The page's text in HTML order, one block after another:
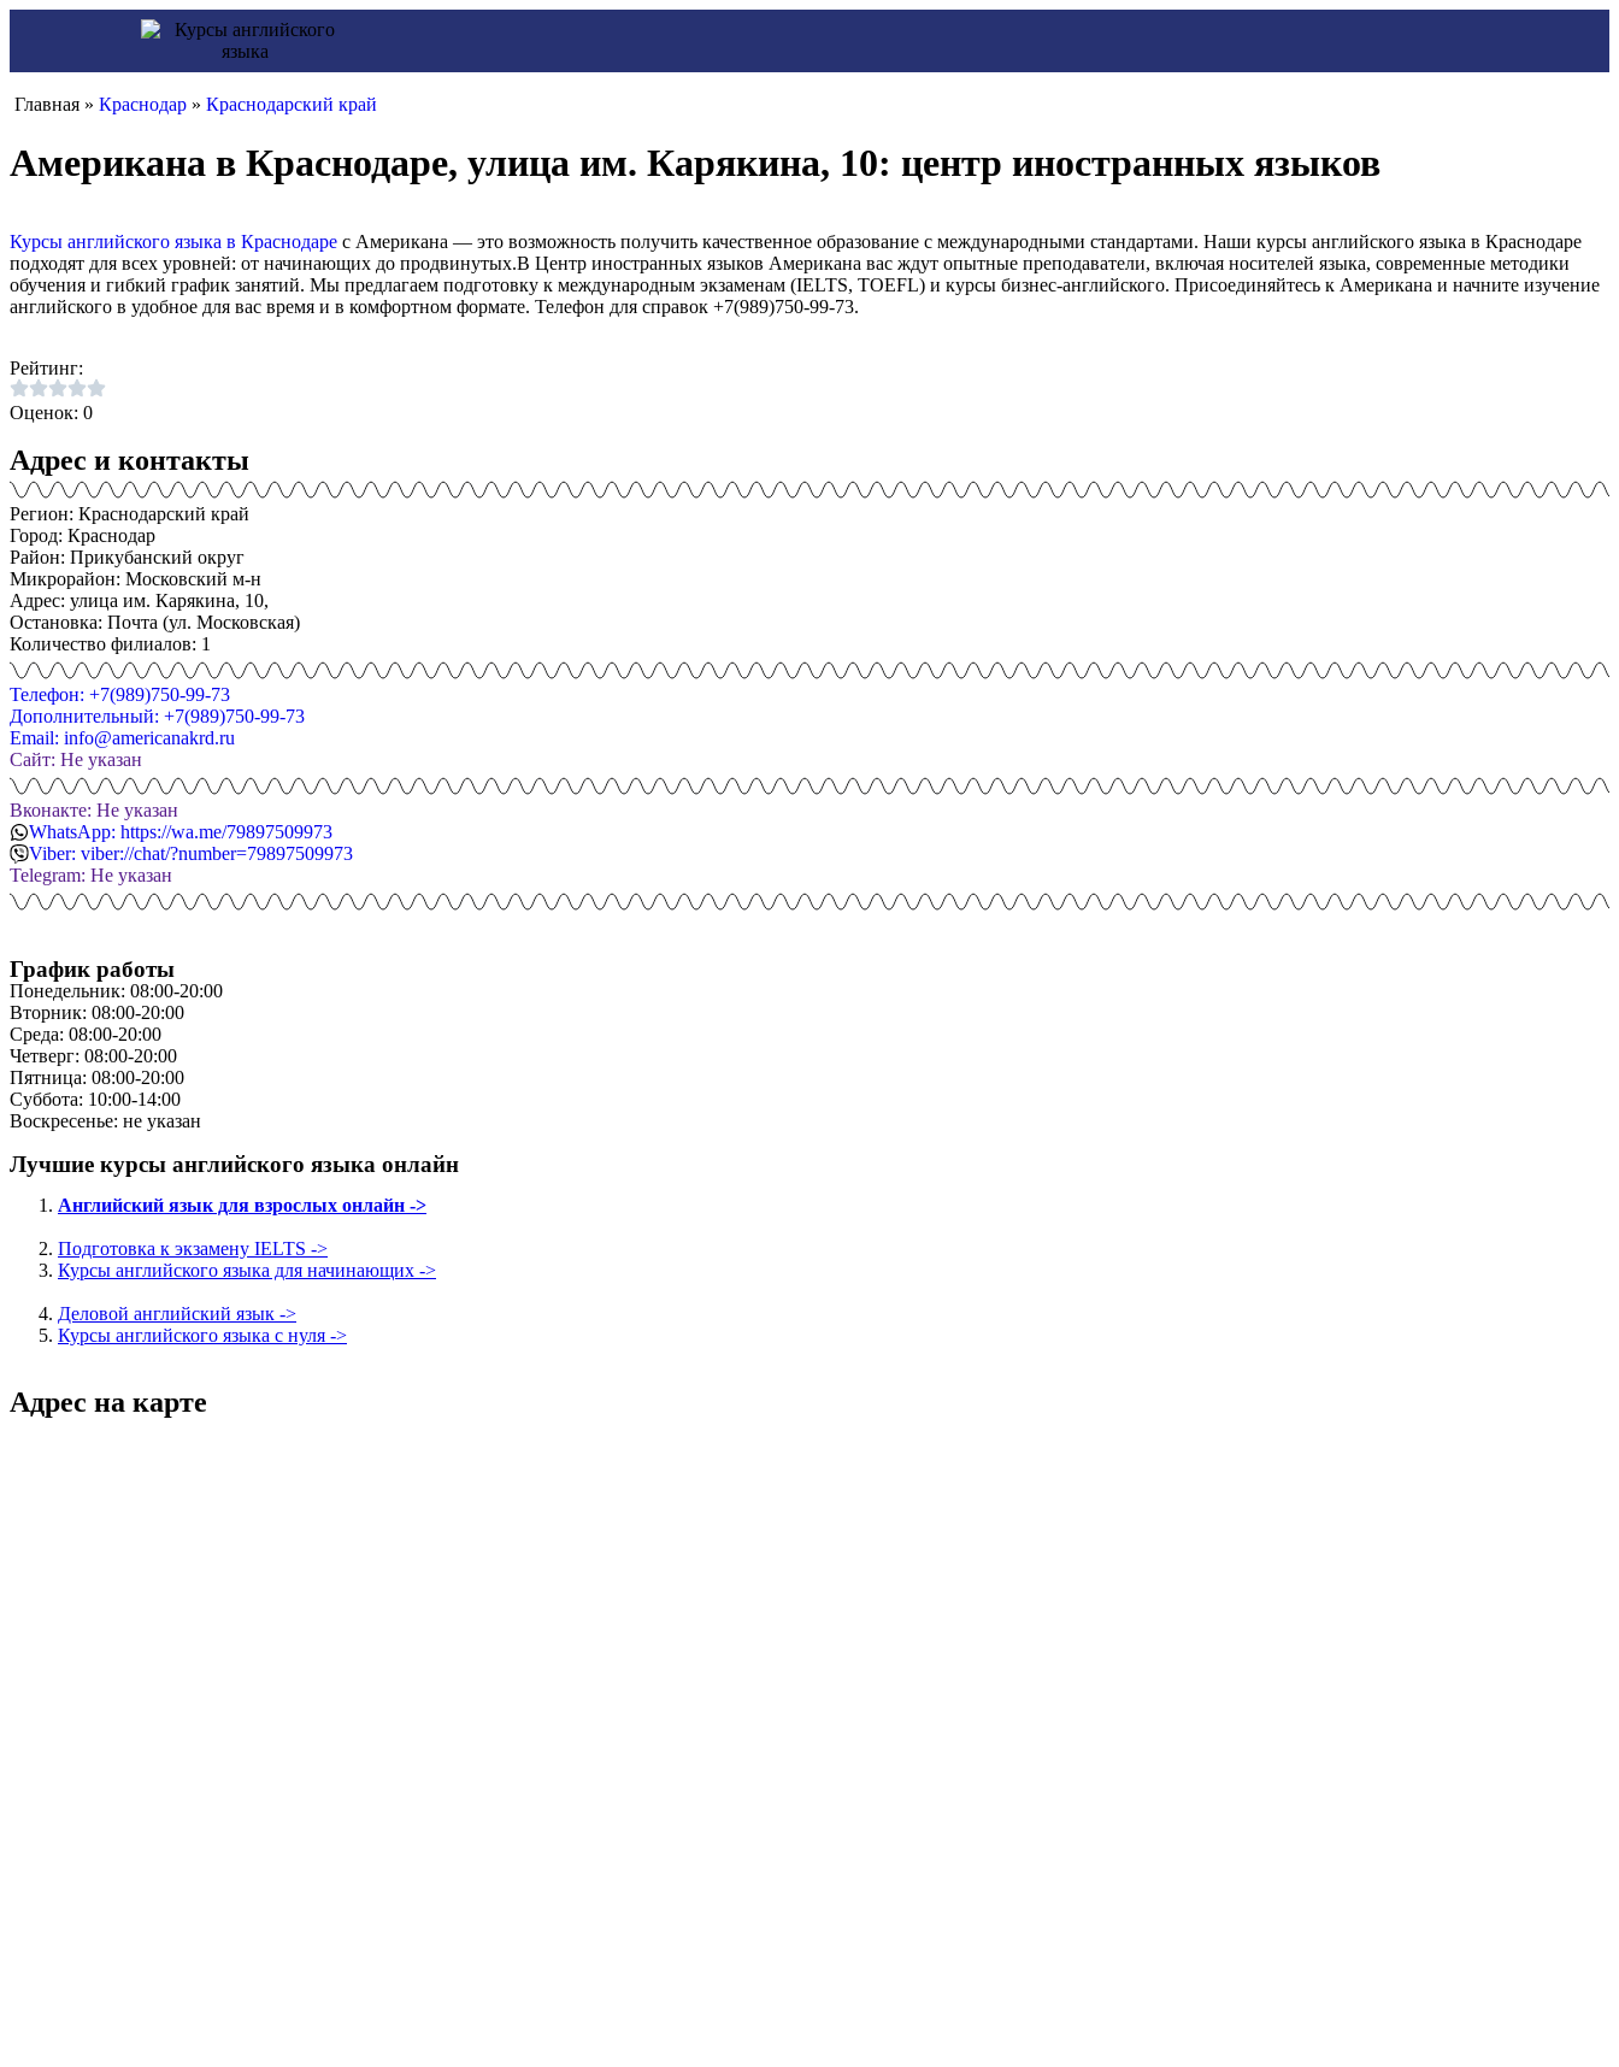
Главная » Краснодар » Краснодарский край
Американа в Краснодаре, улица им. Карякина, 10: центр иностранных языков
Курсы английского языка в Краснодаре с Американа — это возможность получить качественное образование с международными стандартами. Наши курсы английского языка в Краснодаре
подходят для всех уровней: от начинающих до продвинутых.В Центр иностранных языков Американа вас ждут опытные преподаватели, включая носителей языка, современные методики
обучения и гибкий график занятий. Мы предлагаем подготовку к международным экзаменам (IELTS, TOEFL) и курсы бизнес-английского. Присоединяйтесь к Американа и начните изучение
английского в удобное для вас время и в комфортном формате. Телефон для справок +7(989)750-99-73.
Рейтинг:
Оценок: 0
Адрес и контакты
Регион: Краснодарский край
Город: Краснодар
Район: Прикубанский округ
Микрорайон: Московский м-н
Адрес: улица им. Карякина, 10,
Остановка: Почта (ул. Московская)
Количество филиалов: 1
Телефон: +7(989)750-99-73
Дополнительный: +7(989)750-99-73
Email: info@americanakrd.ru
Сайт: Не указан
Вконакте: Не указан
WhatsApp: https://wa.me/79897509973
Viber: viber://chat/?number=79897509973
Telegram: Не указан
График работы
Понедельник: 08:00-20:00
Вторник: 08:00-20:00
Среда: 08:00-20:00
Четверг: 08:00-20:00
Пятница: 08:00-20:00
Суббота: 10:00-14:00
Воскресенье: не указан
Лучшие курсы английского языка онлайн
Английский язык для взрослых онлайн ->
Подготовка к экзамену IELTS ->
Курсы английского языка для начинающих ->
Деловой английский язык ->
Курсы английского языка с нуля ->
Адрес на карте